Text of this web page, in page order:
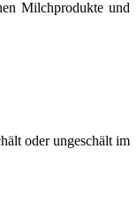
Milchprodukte und
oder ungeschält im